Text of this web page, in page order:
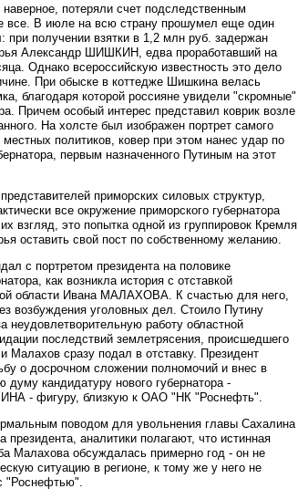
потеряли счет подследственным
все. В июле на всю страну прошумел еще один
при получении взятки в 1,2 млн руб. задержан
Александр ШИШКИН, едва проработавший на
Однако всероссийскую известность это дело
При обыске в коттедже Шишкина велась
благодаря которой россияне увидели "скромные"
Причем особый интерес представил коврик возле
На холсте был изображен портрет самого
политиков, ковер при этом нанес удар по
первым назначенного Путиным на этот
приморских силовых структур,
все окружение приморского губернатора
взгляд, это попытка одной из группировок Кремля
оставить свой пост по собственному желанию.
с портретом президента на половике
как возникла история с отставкой
области Ивана МАЛАХОВА. К счастью для него,
возбуждения уголовных дел. Стоило Путину
неудовлетворительную работу областной
последствий землетрясения, происшедшего
Малахов сразу подал в отставку. Президент
о досрочном сложении полномочий и внес в
думу кандидатуру нового губернатора -
- фигуру, близкую к ОАО "НК "Роснефть".
поводом для увольнения главы Сахалина
президента, аналитики полагают, что истинная
Малахова обсуждалась примерно год - он не
ситуацию в регионе, к тому же у него не
"Роснефтью".